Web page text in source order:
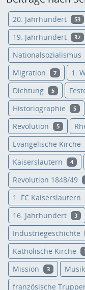
20. Jahrhundert 53
19. Jahrhundert 37
Nationalsozialismus
Migration 7 1.
Dichtung 5
Historiographie 5
Revolution 5
Evangelische Kirche
Kaiserslautern 4
Revolution 1848/49
1. FC Kaiserslautern
16. Jahrhundert 3
Industriegeschichte
Katholische Kirche
Mission 3 Musik
französische